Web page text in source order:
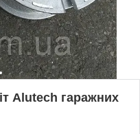
Alutech гаражних